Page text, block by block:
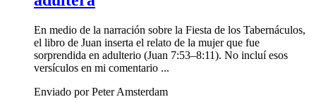
En medio de la narración sobre la Fiesta de los Tabernáculos,
el libro de Juan inserta el relato de la mujer que fue
sorprendida en adulterio (Juan 7:53–8:11). No incluí esos
versículos en mi comentario ...
Enviado por Peter Amsterdam